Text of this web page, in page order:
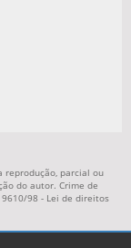
reprodução, parcial ou
do autor. Crime de
9610/98 - Lei de direitos